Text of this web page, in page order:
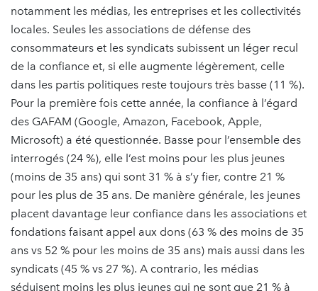
notamment les médias, les entreprises et les collectivités
locales. Seules les associations de défense des
consommateurs et les syndicats subissent un léger recul
de la confiance et, si elle augmente légèrement, celle
dans les partis politiques reste toujours très basse (11 %).
Pour la première fois cette année, la confiance à l’égard
des GAFAM (Google, Amazon, Facebook, Apple,
Microsoft) a été questionnée. Basse pour l’ensemble des
interrogés (24 %), elle l’est moins pour les plus jeunes
(moins de 35 ans) qui sont 31 % à s’y fier, contre 21 %
pour les plus de 35 ans. De manière générale, les jeunes
placent davantage leur confiance dans les associations et
fondations faisant appel aux dons (63 % des moins de 35
ans vs 52 % pour les moins de 35 ans) mais aussi dans les
syndicats (45 % vs 27 %). A contrario, les médias
séduisent moins les plus jeunes qui ne sont que 21 % à